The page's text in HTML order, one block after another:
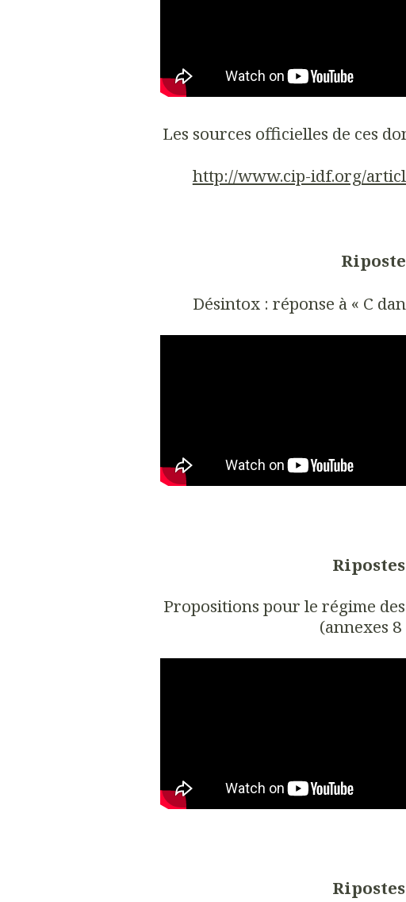
Les sources officielles de ces
http://www.cip-idf.org/
Désintox : réponse à « C
Propositions pour le régime
(annexes